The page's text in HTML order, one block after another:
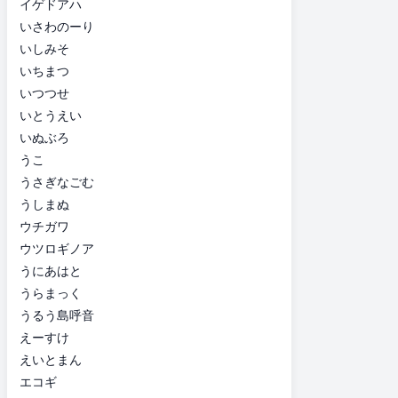
イゲドアハ
いさわのーり
いしみそ
いちまつ
いつつせ
いとうえい
いぬぶろ
うこ
うさぎなごむ
うしまぬ
ウチガワ
ウツロギノア
うにあはと
うらまっく
うるう島呼音
えーすけ
えいとまん
エコギ